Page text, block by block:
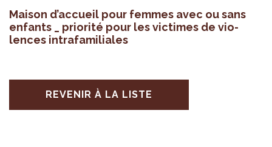
Mai­son d’ac­cueil pour femmes avec ou sans
enfants _ prio­rité pour les vic­times de vio­
lences intra­fa­mi­liales
REVENIR À LA LISTE